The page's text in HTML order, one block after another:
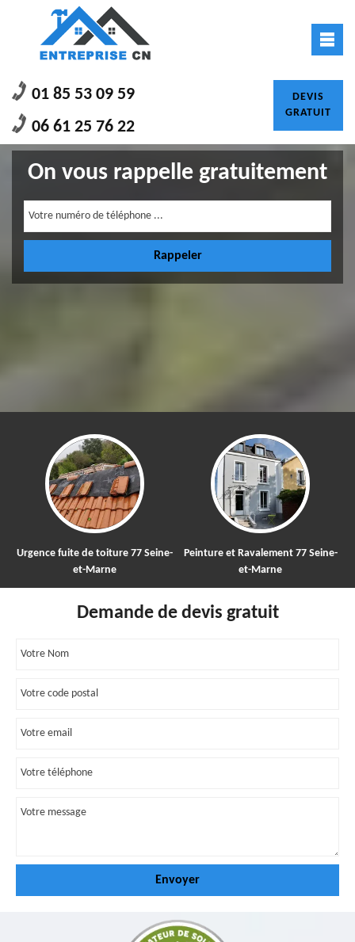
01 85 53 09 59
06 61 25 76 22
DEVIS
GRATUIT
On vous rappelle gratuitement
de toiture 77 Seine-
Peinture et Ravalement 77 Seine-
Nettoyage et
Demande de devis gratuit